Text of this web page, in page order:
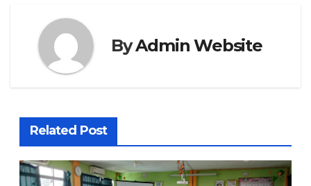
ByAdmin Website
Related Post